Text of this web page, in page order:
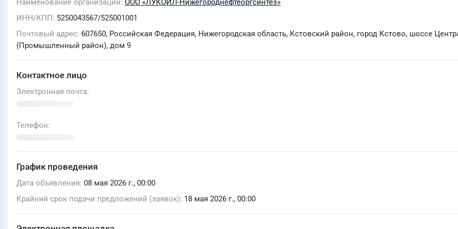
Наименование организации ООО «ЛУКОЙЛ-Нижегороднефтеоргсинтез»
ИНН/КПП 5250043567/525001001
Почтовый адрес ​607650, Российская Федерация, Нижегородская область, Кстовский район, город Кстово, шоссе
(Промышленный район), дом 9
Контактное лицо
Электронная почта
Телефон
График проведения
Дата объявления 08 мая 2026 г., 00:00
Крайний срок подачи предложений (заявок) 18 мая 2026 г., 00:00